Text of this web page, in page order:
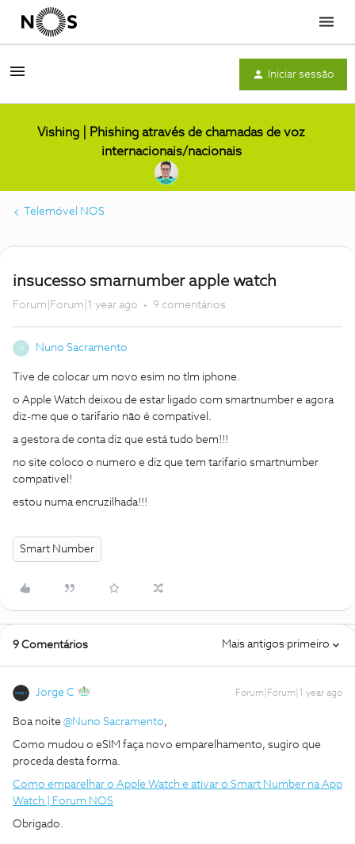
Menu
Iniciar sessão
Vishing | Phishing através de chamadas de voz
internacionais/nacionais
Telemóvel NOS
insucesso smarnumber apple watch
Forum|Forum|1 year ago 9 comentários
N Nuno Sacramento
Tive de colocar um novo esim no tlm iphone.
o Apple Watch deixou de estar ligado com smartnumber e agora
diz-me que o tarifario não é compativel.
a gestora de conta diz que está tudo bem!!!
no site coloco o numero e diz que tem tarifario smartnumber
compativel!
estou numa encruzilhada!!!
Smart Number
9 Comentários Mais antigos primeiro
Jorge C Forum|Forum|1 year ago
Boa noite ​ @Nuno Sacramento,
Como mudou o eSIM faça novo emparelhamento, sugiro que
proceda desta forma.
Como emparelhar o Apple Watch e ativar o Smart Number na App
Watch | Forum NOS
Obrigado.